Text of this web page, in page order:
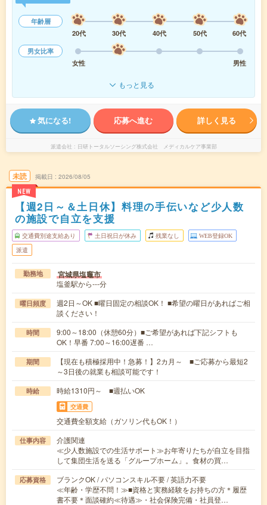
年齢層
20代
30代 40代 50代
60代
男女比率
女性
男性
もっと見る
気になる! 応募へ進む 詳しく見る
派遣会社 日研トータルソーシング株式会社 メディカルケア事業部
未読
NEW
掲載日 2026/08/05
【週2日～＆土日休】料理の手伝いなど少人数
の施設で自立を支援
交通費別途支給あり 土日祝日が休み 残業なし WEB登録OK
派遣
勤務地 宮城県塩竈市
塩釜駅から---分
曜日頻度
週2日～OK ■曜日固定の相談OK！ ■希望の曜日があればご相
談ください！
時間
9:00～18:00（休憩60分）■ご希望があれば下記シフトも
OK！早番 7:00～16:00遅番 …
期間
【現在も積極採用中！急募！】2カ月～ ■ご応募から最短2
～3日後の就業も相談可能です！
時給 時給1310円～ ■週払いOK
交通費
交通費全額支給（ガソリン代もOK！）
仕事内容
介護関連
≪少人数施設での生活サポート≫お年寄りたちが自立を目指
して集団生活を送る「グループホーム」。食材の買…
応募資格
ブランクOK / パソコンスキル不要 / 英語力不要
≪年齢・学歴不問！≫■資格と実務経験をお持ちの方＊履歴
書不要＊面談確約≪待遇≫・社会保険完備・社員登…